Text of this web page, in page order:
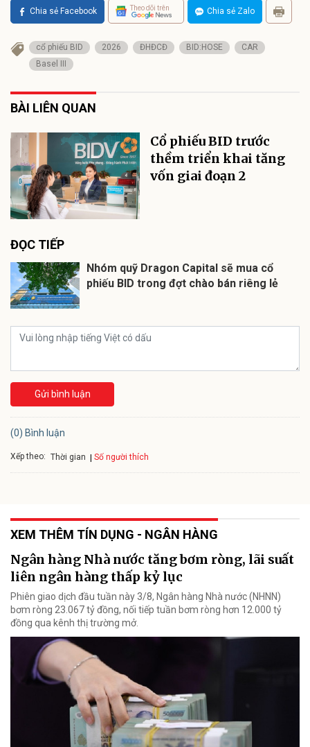
Chia sẻ Facebook Theo dõi trên Chia sẻ Zalo
cổ phiếu BID 2026 ĐHĐCĐ BID:HOSE
CAR
Basel III
BÀI LIÊN QUAN
Cổ phiếu BID trước
thềm triển khai tăng
vốn giai đoạn 2
ĐỌC TIẾP
Nhóm quỹ Dragon Capital sẽ mua cổ
phiếu BID trong đợt chào bán riêng lẻ
Gửi bình luận
(0) Bình luận
Xếp theo: Thời gian Số người thích
XEM THÊM TÍN DỤNG - NGÂN HÀNG
Ngân hàng Nhà nước tăng bơm ròng, lãi suất
liên ngân hàng thấp kỷ lục
Phiên giao dịch đầu tuần này 3/8, Ngân hàng Nhà nước (NHNN)
bơm ròng 23.067 tỷ đồng, nối tiếp tuần bơm ròng hơn 12.000 tỷ
đồng qua kênh thị trường mở.